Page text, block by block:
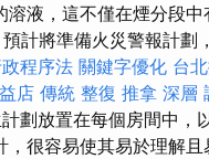
溶液，這不僅在煙分段中
計將準備火災警報計劃，
程序法 關鍵字優化 台
店 傳統 整復 推拿 深層
劃放置在每個房間中，
，很容易使其易於理解且